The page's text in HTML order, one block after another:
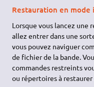
Restauration en mode
Lorsque vous lancez une
allez entrer dans une
vous pouvez naviguer
de fichier de la bande.
commandes restreints
ou répertoires à restaurer